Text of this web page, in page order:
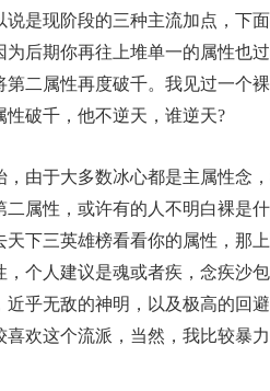
现阶段的三种主流加点，下面
为后期你再往上堆单一的属性也
第二属性再度破千。我见过一个
性破千，他不逆天，谁逆天?
于大多数冰心都是主属性念，
二属性，或许有的人不明白裸是
天下三英雄榜看看你的属性，那
，个人建议是魂或者疾，念疾沙
近乎无敌的神明，以及极高的回
喜欢这个流派，当然，我比较暴